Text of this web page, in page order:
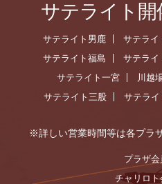
サテライト
サテライト男鹿 サテライ
サテライト福島
サテライ
サテライト一宮
川越
サテライト三股
サテライ
※詳しい営業時間等は各プラ
プラザ
チャリロ